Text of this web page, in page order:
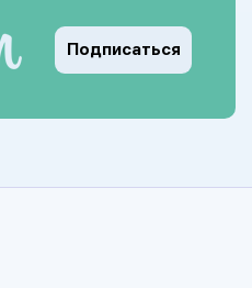
Подписаться